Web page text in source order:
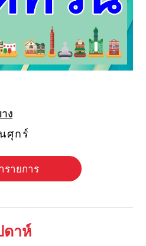
ง
ศุกร์
รายการ
ดาห์